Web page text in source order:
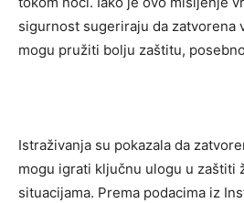
sigurnost sugeriraju da zatvorena
mogu pružiti bolju zaštitu,
Istraživanja su pokazala da
mogu igrati ključnu ulogu u zaštiti
situacijama. Prema podacima iz